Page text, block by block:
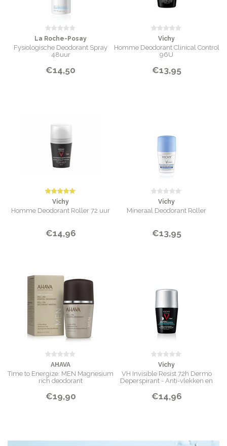
La Roche-Posay
Fysiologische Deodorant Spray
48uur
€14,50
Vichy
Homme Deodorant Clinical Control
96U
€13,95
Vichy
Homme Deodorant Roller 72 uur
€14,96
Vichy
Mineraal Deodorant Roller
€13,95
AHAVA
Time to Energize: MEN Magnesium
rich deodorant
€19,90
Vichy
VH Invisible Resist 72h Dermo
Deperspirant - Anti-vlekken en
50ml
€14,96